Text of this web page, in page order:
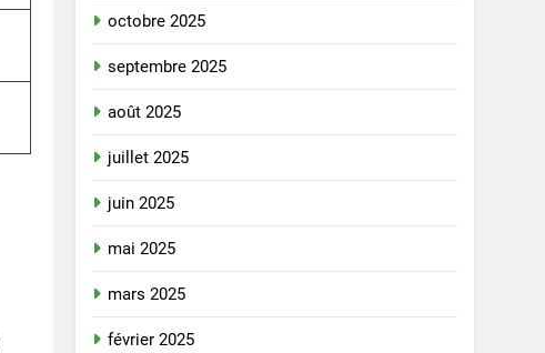
octobre 2025
septembre 2025
août 2025
juillet 2025
juin 2025
mai 2025
mars 2025
février 2025